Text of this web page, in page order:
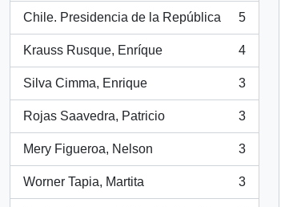
Chile. Presidencia de la República
, 5 resultados
5
Krauss Rusque, Enríque
, 4 resultados
4
Silva Cimma, Enrique
, 3 resultados
3
Rojas Saavedra, Patricio
, 3 resultados
3
Mery Figueroa, Nelson
, 3 resultados
3
Worner Tapia, Martita
, 3 resultados
3